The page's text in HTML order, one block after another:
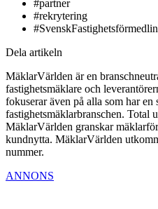
#partner
#rekrytering
Dela artikeln
MäklarVärlden är en
fastighetsmäklare och
fokuserar även på alla som har
fastighetsmäklarbranschen. Total
MäklarVärlden granskar
kundnytta. MäklarVärlden
nummer.
ANNONS